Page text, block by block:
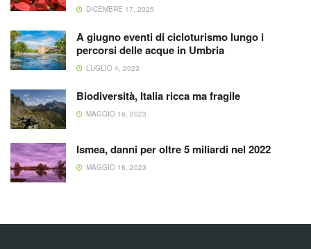
DICEMBRE 17, 2025
A giugno eventi di cicloturismo lungo i
percorsi delle acque in Umbria
LUGLIO 4, 2023
Biodiversità, Italia ricca ma fragile
MAGGIO 16, 2023
Ismea, danni per oltre 5 miliardi nel 2022
MAGGIO 16, 2023